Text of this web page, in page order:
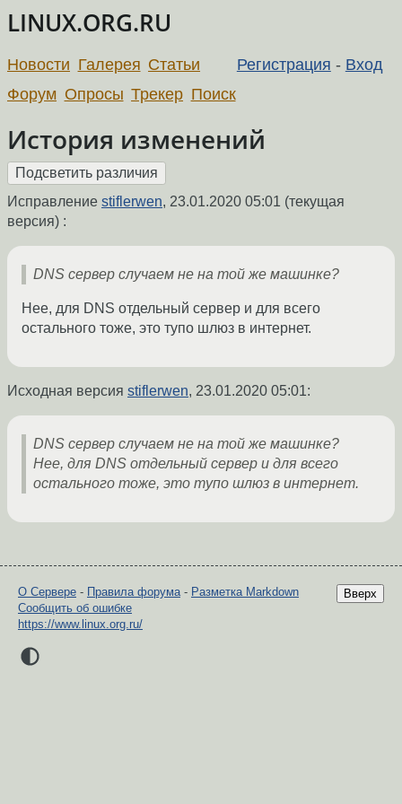
LINUX.ORG.RU
Регистрация - Вход
Новости Галерея Статьи
Форум Опросы Трекер Поиск
История изменений
Исправление stiflerwen, 23.01.2020 05:01 (текущая
версия) :
DNS сервер случаем не на той же машинке?
Нее, для DNS отдельный сервер и для всего
остального тоже, это тупо шлюз в интернет.
Исходная версия stiflerwen, 23.01.2020 05:01:
DNS сервер случаем не на той же машинке?
Нее, для DNS отдельный сервер и для всего
остального тоже, это тупо шлюз в интернет.
Вверх
О Сервере - Правила форума- Разметка Markdown
Сообщить об ошибке
https://www.linux.org.ru/